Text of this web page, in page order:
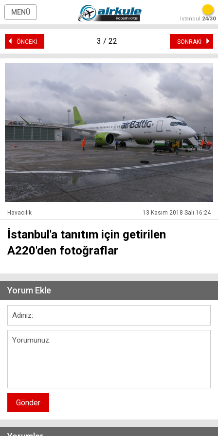
MENÜ
İstanbul 24/30
ÖNCEKİ SONRAKİ
3 / 22
Havacılık 13 Kasım 2018 Salı 16:24
İstanbul'a tanıtım için getirilen
A220'den fotoğraflar
Yorum Ekle
Gönder